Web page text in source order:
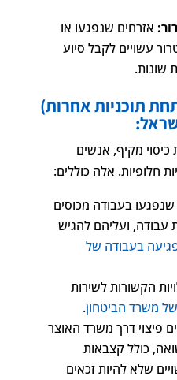
אזרחים שנפגעו או
עשויים לקבל סיוע
שונות.
תוכניות אחרות)
מקיף, אנשים
חלופיות. אלה כוללים:
בעבודה מכוסים
עבודה, ועליהם להגיש
בעבודה של
הקשורות לשירות
משרד הביטחון.
פיצוי דרך משרד האוצר
כולל קצבאות
שלא להיות זכאים